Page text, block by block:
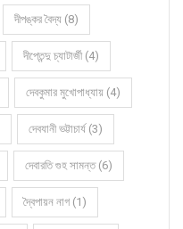
দীপঙ্কর বৈদ্য (8)
দীপ্তেন্দু চ্যাটার্জী (4)
দেবকুমার মুখোপাধ্যায় (4)
দেবযানী ভট্টাচার্য (3)
দেবারতি গুহ সামন্ত (6)
দ্বৈপায়ন নাগ (1)